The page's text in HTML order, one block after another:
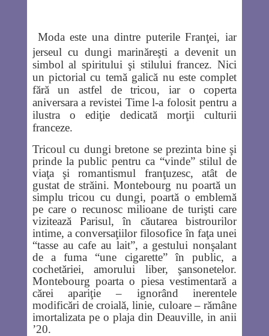
Moda este una dintre puterile Franţei, iar
jerseul cu dungi marinăreşti a devenit un
simbol al spiritului şi stilului francez. Nici
un pictorial cu temă galică nu este complet
fără un astfel de tricou, iar o coperta
aniversara a revistei Time l-a folosit pentru a
ilustra o ediţie dedicată morţii culturii
franceze.
Tricoul cu dungi bretone se prezinta bine şi
prinde la public pentru ca “vinde” stilul de
viaţa şi romantismul franţuzesc, atât de
gustat de străini. Montebourg nu poartă un
simplu tricou cu dungi, poartă o emblemă
pe care o recunosc milioane de turişti care
vizitează Parisul, în căutarea bistrourilor
intime, a conversaţiilor filosofice în faţa unei
“tasse au cafe au lait”, a gestului nonşalant
de a fuma “une cigarette” în public, a
cochetăriei, amorului liber, şansonetelor.
Montebourg poarta o piesa vestimentară a
cărei apariţie – ignorând inerentele
modificări de croială, linie, culoare – rămâne
imortalizata pe o plaja din Deauville, in anii
’20.